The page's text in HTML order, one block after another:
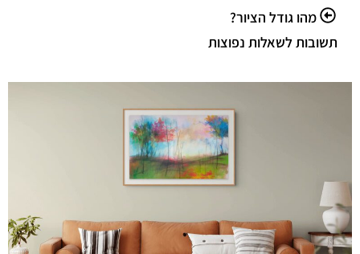
מהו גודל הציור?
תשובות לשאלות נפוצות